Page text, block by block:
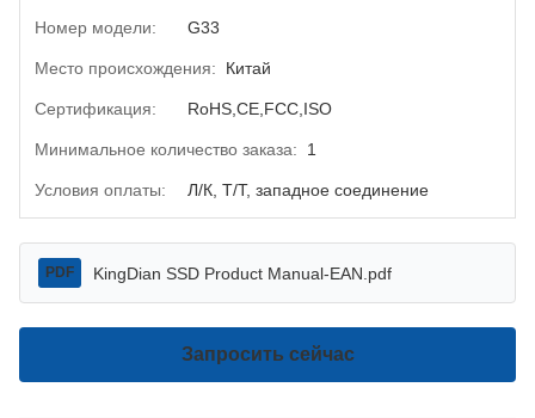
Номер модели: G33
Место происхождения: Китай
Сертификация: RoHS,CE,FCC,ISO
Минимальное количество заказа: 1
Условия оплаты: Л/К, Т/Т, западное соединение
PDF KingDian SSD Product Manual-EAN.pdf
Запросить сейчас